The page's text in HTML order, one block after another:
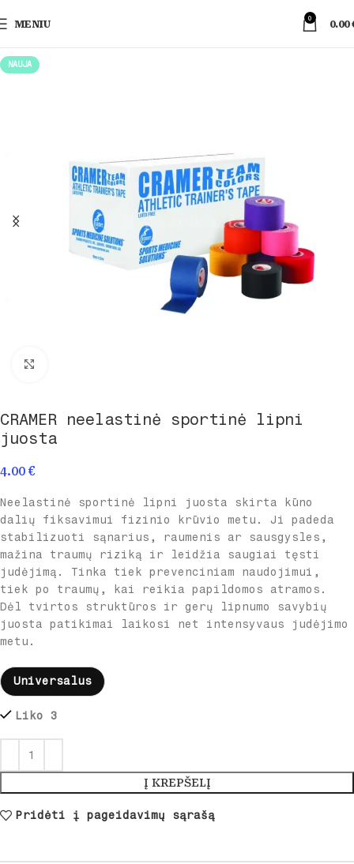
MENIU 0 0.00
NAUJA
CRAMER neelastinė sportinė lipni
juosta
4.00€
Neelastinė sportinė lipni juosta skirta kūno
dalių fiksavimui fizinio krūvio metu. Ji padeda
stabilizuoti sąnarius, raumenis ar sausgysles,
mažina traumų riziką ir leidžia saugiai tęsti
judėjimą. Tinka tiek prevenciniam naudojimui,
tiek po traumų, kai reikia papildomos atramos.
Dėl tvirtos struktūros ir gerų lipnumo savybių
juosta patikimai laikosi net intensyvaus judėjimo
metu.
Universalus
Liko 3
Į KREPŠELĮ
Pridėti į pageidavimų sąrašą